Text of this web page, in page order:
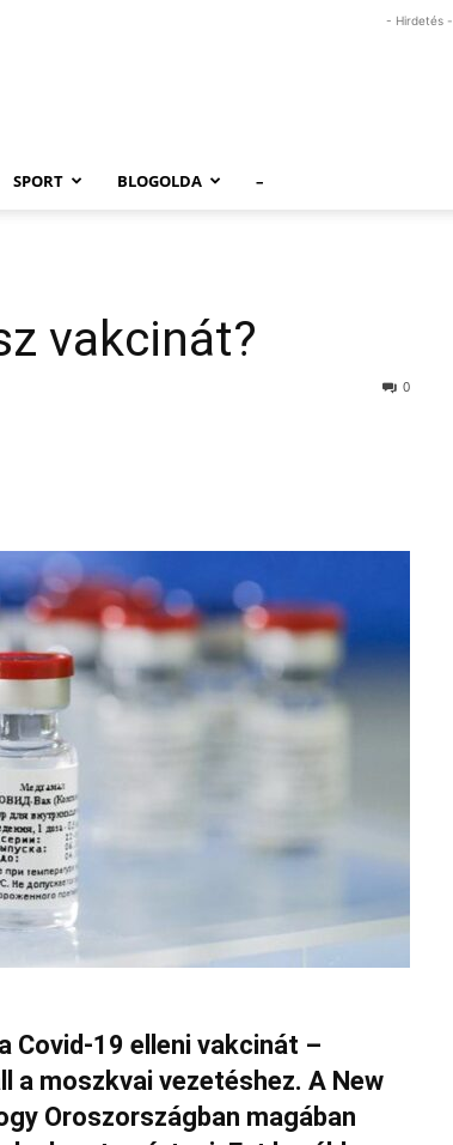
- Hirdetés -
SPORT BLOGOLDA –
vakcinát?
0
Covid-19 elleni vakcinát –
a moszkvai vezetéshez. A New
Oroszországban magában